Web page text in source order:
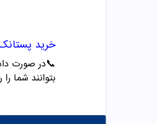
خرید پستانک
📞در صورت
بتوانند شما